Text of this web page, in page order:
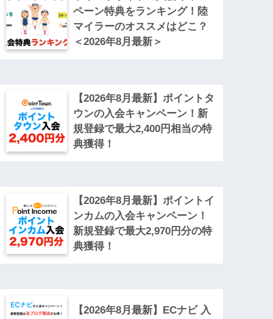
ペーン特典をランキング！陸
マイラーのオススメはどこ？
＜2026年8月最新＞
【2026年8月最新】ポイントタ
ウンの入会キャンペーン！新
規登録で最大2,400円相当の特
典獲得！
【2026年8月最新】ポイントイ
ンカムの入会キャンペーン！
新規登録で最大2,970円分の特
典獲得！
【2026年8月最新】ECナビ 入